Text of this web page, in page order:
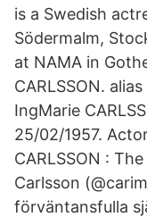
is a Swedish
Södermalm,
at NAMA in
CARLSSON.
IngMarie
25/02/1957.
CARLSSON :
Carlsson
förväntansfulla